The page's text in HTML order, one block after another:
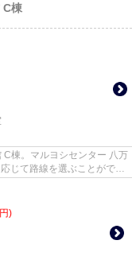
C棟
棟。マルヨシセンター 八万
じて路線を選ぶことができ
)